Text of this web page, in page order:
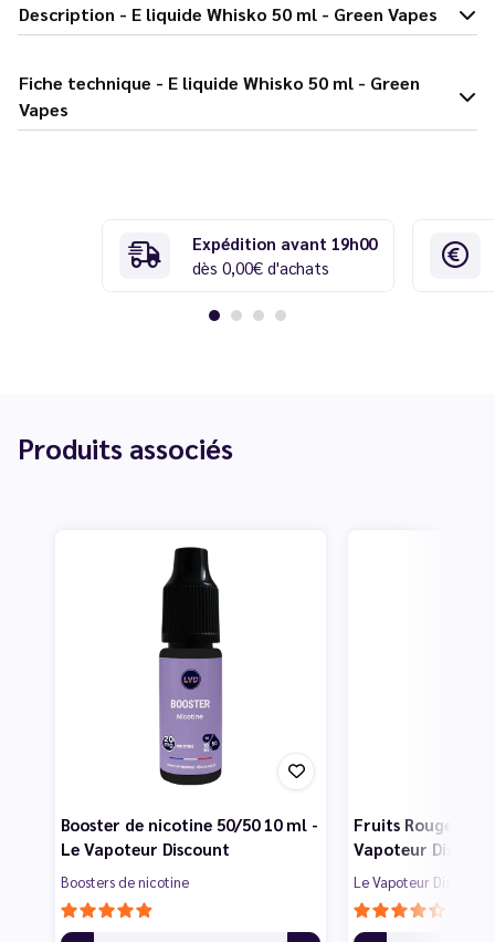
Description - E liquide Whisko 50 ml - Green Vapes
Fiche technique - E liquide Whisko 50 ml - Green
Vapes
Expédition avant 19h00
dès 0,00€ d'achats
Produits associés
Booster de nicotine 50/50 10 ml -
Le Vapoteur Discount
Boosters de nicotine
Fruits Rouges 50
Vapoteur
Le Vapoteur Discount